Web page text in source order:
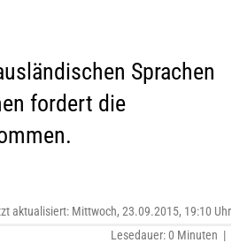
Sprachen
fordert die
aktualisiert: Mittwoch, 23.09.2015, 19:10 Uhr
Lesedauer: 0 Minuten |